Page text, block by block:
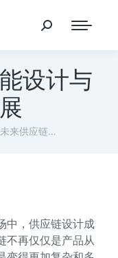
设计与
未来供应链…
中，供应链设计成
不再仅仅是产品从